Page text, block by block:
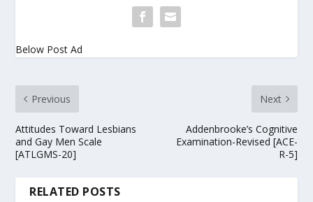
Below Post Ad
Previous
Attitudes Toward Lesbians
and Gay Men Scale
[ATLGMS-20]
Next
Addenbrooke’s Cognitive
Examination-Revised [ACE-
R-5]
RELATED POSTS